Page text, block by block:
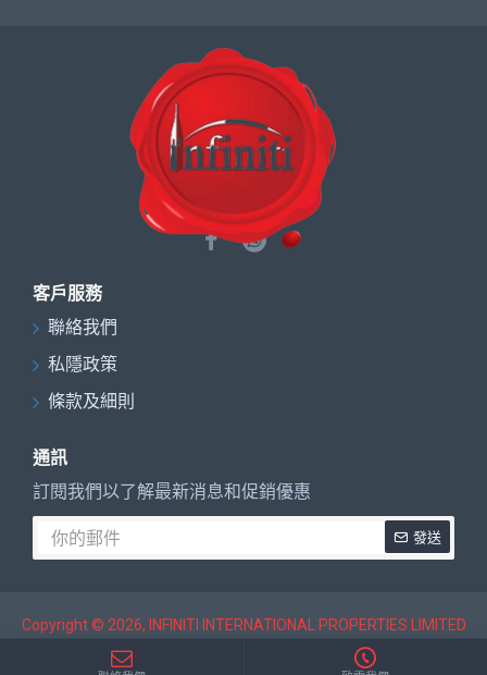
客戶服務
聯絡我們
私隱政策
條款及細則
通訊
訂閱我們以了解最新消息和促銷優惠
發送
Copyright © 2026, INFINITI INTERNATIONAL PROPERTIES LIMITED
地產代理監管局 (EAA) 牌照編號: C-034969
All Rights Reserved